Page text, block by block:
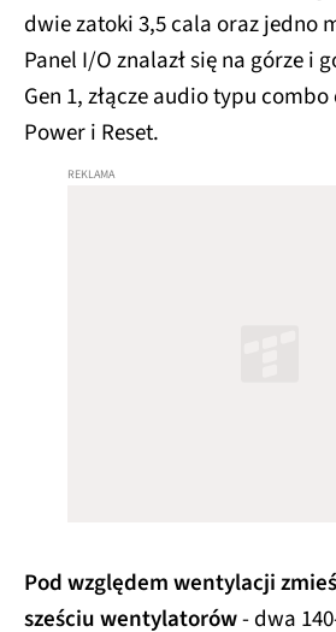
dwie zatoki 3,5 cala oraz jedno
Panel I/O znalazł się na górze i
Gen 1, złącze audio typu
Power i Reset.
Pod względem wentylacji
sześciu wentylatorów- dwa